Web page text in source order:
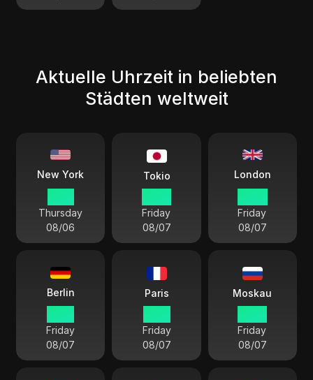
Aktuelle Uhrzeit in beliebten
Städten weltweit
New York
Thursday
08/06
Tokio
Friday
08/07
London
Friday
08/07
Berlin
Friday
08/07
Paris
Friday
08/07
Moskau
Friday
08/07